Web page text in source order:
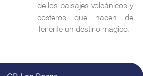
de los paisajes volcánicos y
costeros que hacen de
Tenerife un destino mágico.